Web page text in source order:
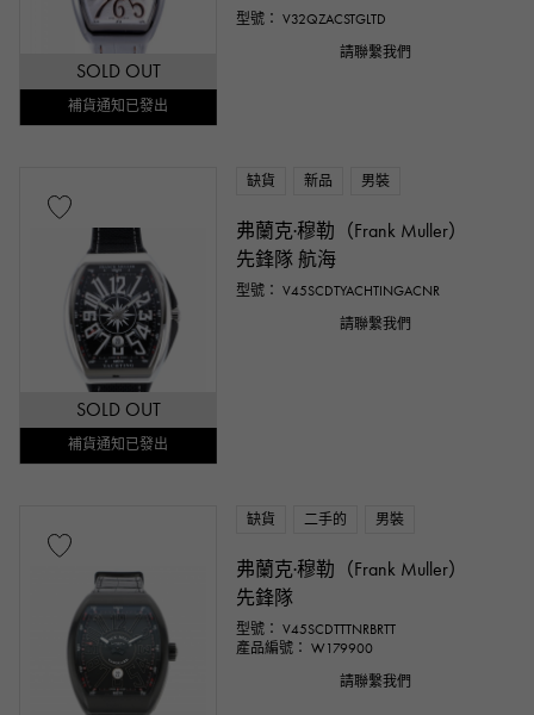
SOLD OUT
補貨通知已發出
型號： V32QZACSTGLTD
請聯繫我們
SOLD OUT
補貨通知已發出
缺貨 新品 男裝
弗蘭克·穆勒（Frank Muller）
先鋒隊 航海
型號： V45SCDTYACHTINGACNR
請聯繫我們
缺貨 二手的 男裝
弗蘭克·穆勒（Frank Muller）
先鋒隊
型號： V45SCDTTTNRBRTT
產品編號： W179900
請聯繫我們